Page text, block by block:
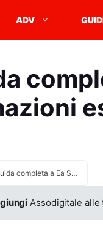
ADV
Guida completa a Ea Sports FC 25: informazioni essenziali in cinque punti
Assodigitale